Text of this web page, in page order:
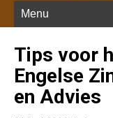
Menu
Tips voor
Engelse
en Advies